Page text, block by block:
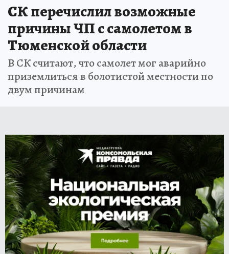
СК перечислил возможные
причины ЧП с самолетом в
Тюменской области
В СК считают, что самолет мог аварийно
приземлиться в болотистой местности по
двум причинам